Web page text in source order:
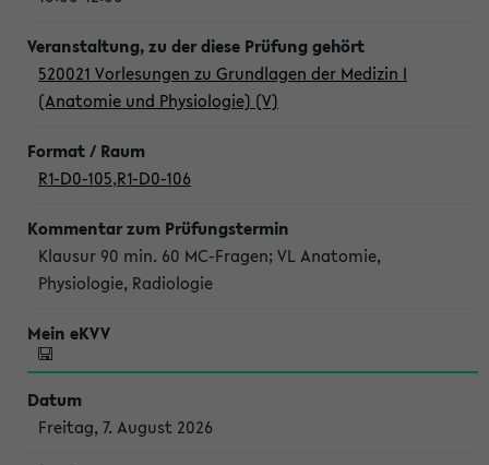
520021 Vorlesungen zu Grundlagen der Medizin I
(Anatomie und Physiologie) (V)
R1-D0-105,R1-D0-106
Klausur 90 min. 60 MC-Fragen; VL Anatomie,
Physiologie, Radiologie
Freitag, 7. August 2026